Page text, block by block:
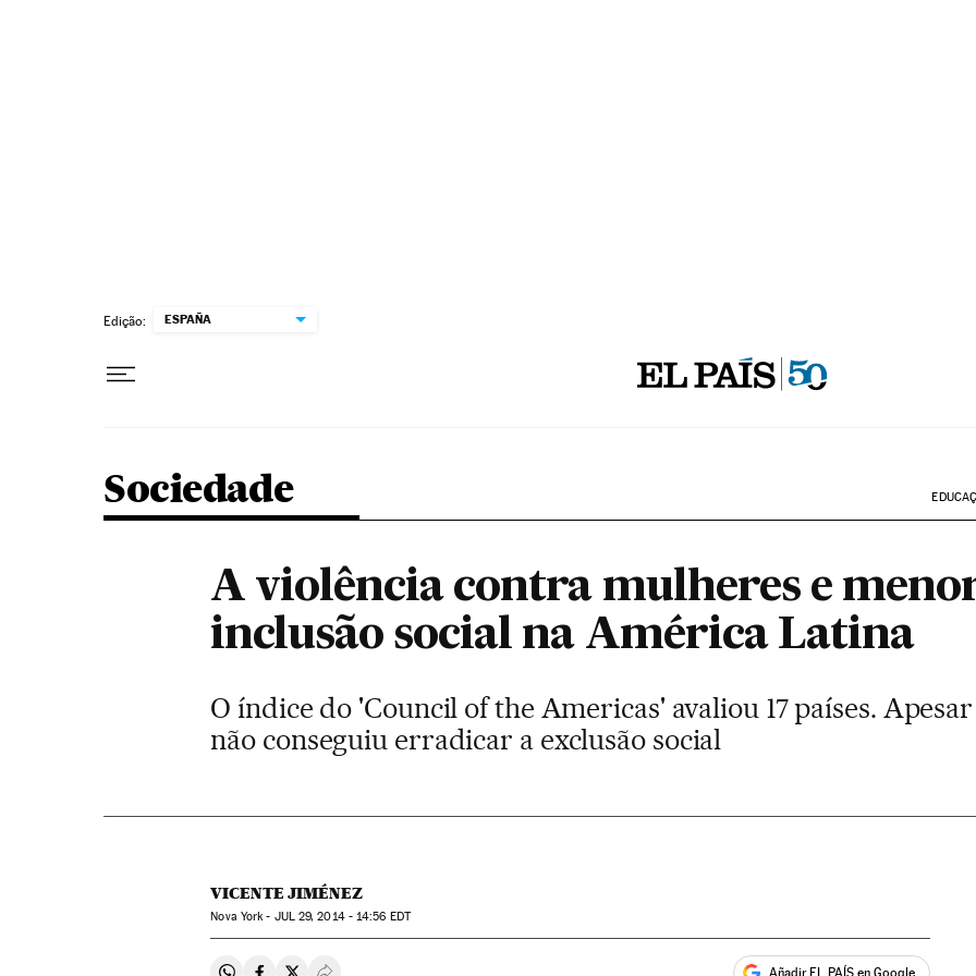
Edição: ESPAÑA
Sociedade
A violência contra mulheres e
inclusão social na América Latina
O índice do 'Council of the Americas' avaliou 17 países.
não conseguiu erradicar a exclusão social
VICENTE JIMÉNEZ
Nova York - JUL29, 2014 - 14:56 EDT
Añadir EL PAÍS en Google